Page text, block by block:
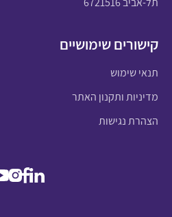
קישורים שימושיים
תנאי שימוש
מדיניות ותקנון האתר
הצהרת נגישות